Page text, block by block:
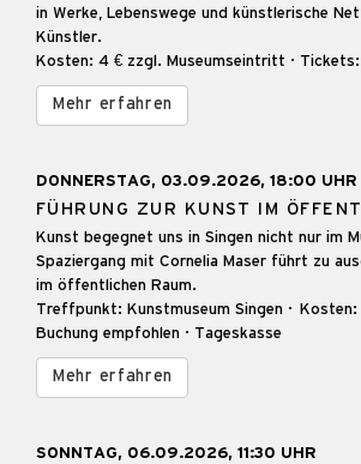
in Werke, Lebenswege und künstlerische
Künstler.
Kosten: 4 € zzgl. Museumseintritt ·
Mehr erfahren
DONNERSTAG, 03.09.2026, 18:00 UHR
FÜHRUNG ZUR KUNST IM
Kunst begegnet uns in Singen nicht nur im
Spaziergang mit Cornelia Maser führt zu
im öffentlichen Raum.
Treffpunkt: Kunstmuseum Singen ·
Buchung empfohlen · Tageskasse
Mehr erfahren
SONNTAG, 06.09.2026, 11:30 UHR